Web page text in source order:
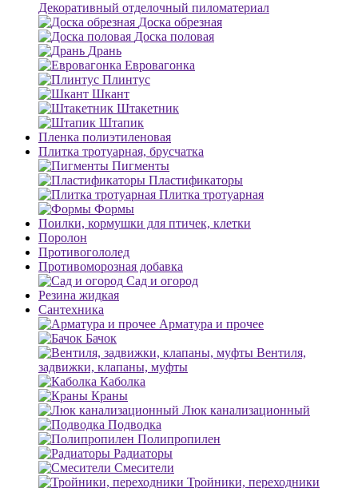
Декоративный отделочный пиломатериал
Доска обрезная
Доска половая
Дрань
Евровагонка
Плинтус
Шкант
Штакетник
Штапик
Пленка полиэтиленовая
Плитка тротуарная, брусчатка
Пигменты
Пластификаторы
Плитка тротуарная
Формы
Поилки, кормушки для птичек, клетки
Поролон
Противогололед
Противоморозная добавка
Сад и огород
Резина жидкая
Сантехника
Арматура и прочее
Бачок
Вентиля,
задвижки, клапаны, муфты
Каболка
Краны
Люк канализационный
Подводка
Полипропилен
Радиаторы
Смесители
Тройники, переходники